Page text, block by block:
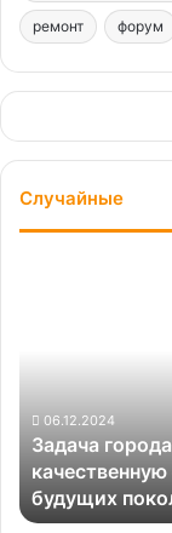
ремонт форум
Случайные
основу
для
благополучной
жизни
будущих
06.12.2024
Задача
будущих